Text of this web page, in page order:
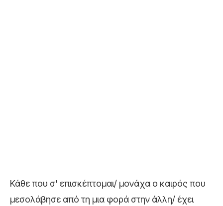
Κάθε που σ' επισκέπτομαι/ μονάχα ο καιρός που
μεσολάβησε από τη μια φορά στην άλλη/ έχει